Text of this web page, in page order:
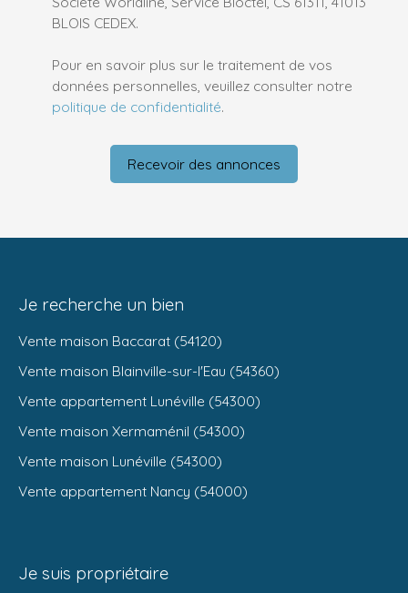
BLOIS CEDEX.
Pour en savoir plus sur le traitement de vos
données personnelles, veuillez consulter notre
politique de confidentialité.
Recevoir des annonces
Je recherche un bien
Vente maison Baccarat (54120)
Vente maison Blainville-sur-l'Eau (54360)
Vente appartement Lunéville (54300)
Vente maison Xermaménil (54300)
Vente maison Lunéville (54300)
Vente appartement Nancy (54000)
Je suis propriétaire